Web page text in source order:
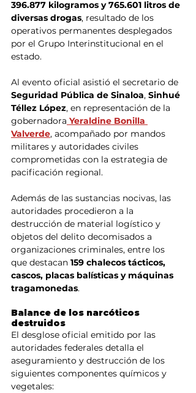
396.877 kilogramos y 765.601 litros de
diversas drogas, resultado de los
operativos permanentes desplegados
por el Grupo Interinstitucional en el
estado.
Al evento oficial asistió el secretario de
Seguridad Pública de Sinaloa, Sinhué
Téllez López, en representación de la
gobernadora Yeraldine Bonilla
Valverde, acompañado por mandos
militares y autoridades civiles
comprometidas con la estrategia de
pacificación regional.
Además de las sustancias nocivas, las
autoridades procedieron a la
destrucción de material logístico y
objetos del delito decomisados a
organizaciones criminales, entre los
que destacan 159 chalecos tácticos,
cascos, placas balísticas y máquinas
tragamonedas.
Balance de los narcóticos
destruidos
El desglose oficial emitido por las
autoridades federales detalla el
aseguramiento y destrucción de los
siguientes componentes químicos y
vegetales: